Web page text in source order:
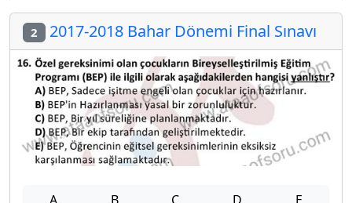
2 2017-2018 Bahar Dönemi Final Sınavı